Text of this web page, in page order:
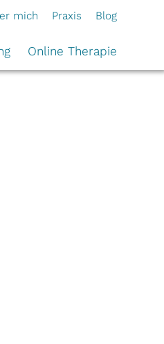
mich Praxis Blog
Online Therapie